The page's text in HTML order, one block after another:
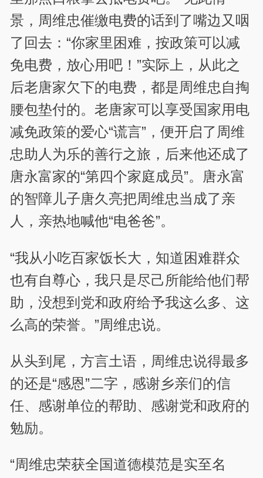
景，周维忠催缴电费的话到了嘴边又咽
了回去：“你家里困难，按政策可以减
免电费，放心用吧！”实际上，从此之
后老唐家欠下的电费，都是周维忠自掏
腰包垫付的。老唐家可以享受国家用电
减免政策的爱心“谎言”，便开启了周维
忠助人为乐的善行之旅，后来他还成了
唐永富家的“第四个家庭成员”。唐永富
的智障儿子唐久亮把周维忠当成了亲
人，亲热地喊他“电爸爸”。
“我从小吃百家饭长大，知道困难群众
也有自尊心，我只是尽己所能给他们帮
助，没想到党和政府给予我这么多、这
么高的荣誉。”周维忠说。
从头到尾，方言土语，周维忠说得最多
的还是“感恩”二字，感谢乡亲们的信
任、感谢单位的帮助、感谢党和政府的
勉励。
“周维忠荣获全国道德模范是实至名